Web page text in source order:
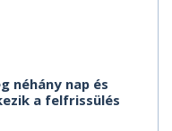
néhány nap és
a felfrissülés